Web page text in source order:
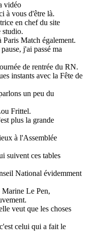
vidéo
à vous d'être là.
en chef du site
studio.
Match également.
j'ai passé ma
de rentrée du RN.
instants avec la Fête de
un peu du
Frittel.
plus la grande
à l'Assemblée
suivent ces tables
National évidemment
Marine Le Pen,
veut que les choses
celui qui a fait le